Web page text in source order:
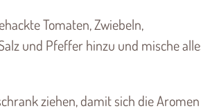
Tomaten, Zwiebeln,
und Pfeffer hinzu und mische
ziehen, damit sich die Aromen